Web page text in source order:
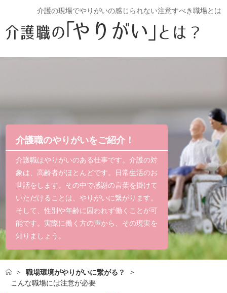
介護の現場でやりがいの感じられない注意すべき職場とは
介護職のやりがいをご紹介！
介護職はやりがいのある仕事です。介護の対
象は、高齢者がほとんどです。日常生活のお
世話をします。その中で感謝の言葉を掛けて
いただけることは、やりがいに繋がります。
そして、性別や年齢に囚われず働くことが可
能です。実際に働く方の声から、その現実を
知りましょう。
> 職場環境がやりがいに繋がる？
>
こんな職場には注意が必要